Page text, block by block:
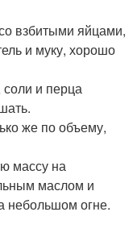
взбитыми яйцами,
и муку, хорошо
и перца
же по объему,
массу на
маслом и
небольшом огне.